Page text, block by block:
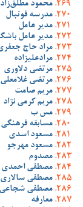
محمود
مدرسه فوتبال
مدیر عامل
مدیر عامل
مراد حاج
مرادعلیزاده
مرتضی دلاوری
مرتضی غلامعلی
مریم صامت
مریم کرمی نژاد
مس ب
مسابقه فرهنگی
مسعود اسدی
مسعود مهرجو
مصدوم
مصطفی احمدی
مصطفی سالاری
مصطفی شجاعی
معارفه